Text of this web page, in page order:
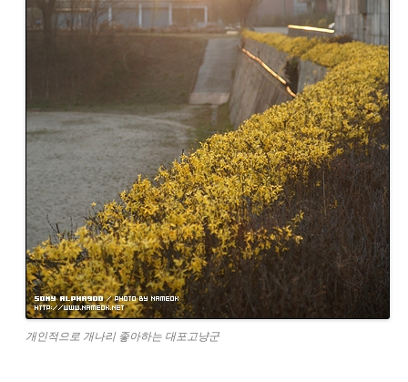
개인적으로 개나리 좋아하는 대포고냥군